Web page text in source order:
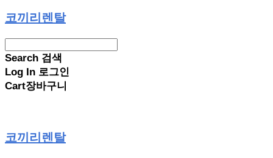
코끼리렌탈
Search 검색
Log In 로그인
Cart장바구니
코끼리렌탈